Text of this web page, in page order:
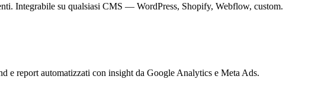
Integrabile su qualsiasi CMS — WordPress, Shopify, Webflow, custom.
e report automatizzati con insight da Google Analytics e Meta Ads.